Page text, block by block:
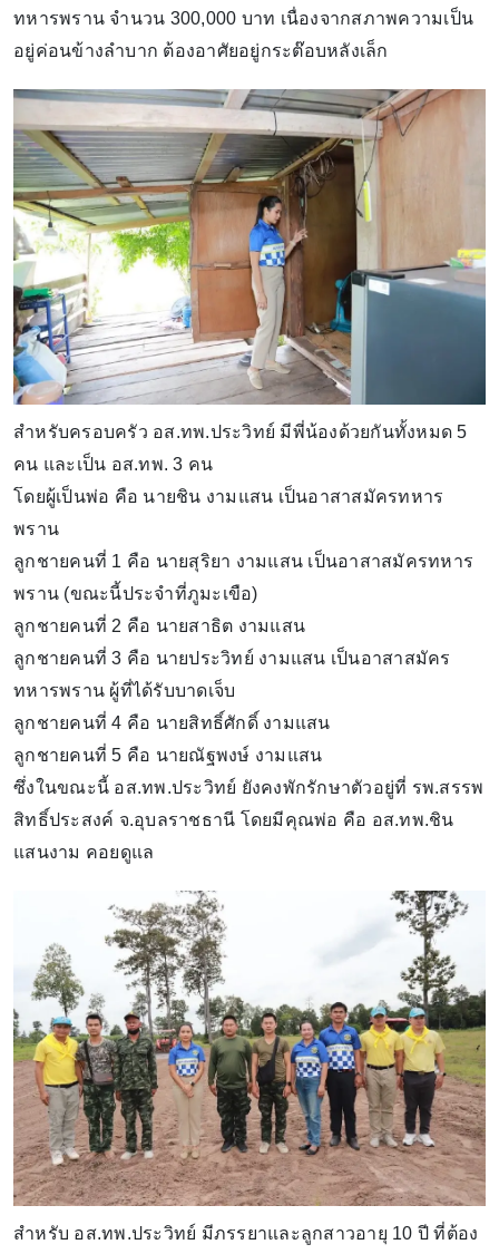
ทหารพราน จำนวน 300,000 บาท เนื่องจากสภาพความเป็น
อยู่ค่อนข้างลำบาก ต้องอาศัยอยู่กระต๊อบหลังเล็ก
สำหรับครอบครัว อส.ทพ.ประวิทย์ มีพี่น้องด้วยกันทั้งหมด 5
คน และเป็น อส.ทพ. 3 คน
โดยผู้เป็นพ่อ คือ นายชิน งามแสน เป็นอาสาสมัครทหาร
พราน
ลูกชายคนที่ 1 คือ นายสุริยา งามแสน เป็นอาสาสมัครทหาร
พราน (ขณะนี้ประจำที่ภูมะเขือ)
ลูกชายคนที่ 2 คือ นายสาธิต งามแสน
ลูกชายคนที่ 3 คือ นายประวิทย์ งามแสน เป็นอาสาสมัคร
ทหารพราน ผู้ที่ได้รับบาดเจ็บ
ลูกชายคนที่ 4 คือ นายสิทธิ์ศักดิ์ งามแสน
ลูกชายคนที่ 5 คือ นายณัฐพงษ์ งามแสน
ซึ่งในขณะนี้ อส.ทพ.ประวิทย์ ยังคงพักรักษาตัวอยู่ที่ รพ.สรรพ
สิทธิ์ประสงค์ จ.อุบลราชธานี โดยมีคุณพ่อ คือ อส.ทพ.ชิน
แสนงาม คอยดูแล
สำหรับ อส.ทพ.ประวิทย์ มีภรรยาและลูกสาวอายุ 10 ปี ที่ต้อง